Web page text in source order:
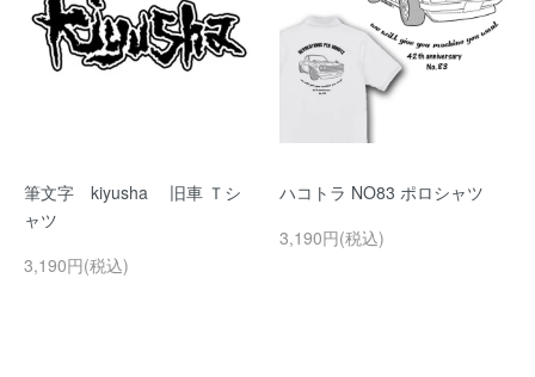
筆文字 kiyusha 旧車 Ｔシ
ャツ
3,190円(税込)
ハコトラ NO83 ポロシャツ
3,190円(税込)